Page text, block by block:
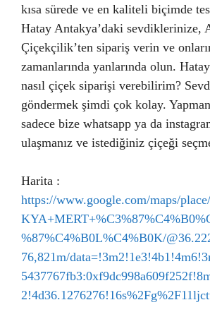
kısa sürede ve en kaliteli biçimde
Hatay Antakya’daki sevdiklerinize,
Çiçekçilik’ten sipariş verin ve
zamanlarında yanlarında olun.
nasıl çiçek siparişi verebilirim?
göndermek şimdi çok kolay.
sadece bize whatsapp ya da
ulaşmanız ve istediğiniz çiçeği
Harita :
https://www.google.com/maps/
%87%C4%B0L%C4%B0K/
76,821m/